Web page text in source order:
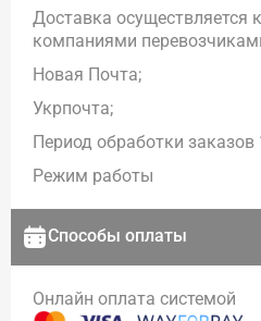
Доставка осуществляется
компаниями
Новая Почта;
Укрпочта;
Период обработки
Режим работы
Способы оплаты
Онлайн оплата системой